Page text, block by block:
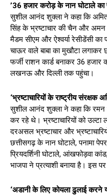
’36 हजार करोड़ के नान घोटाले का
सुशील आनंद शुक्ला ने कहा कि अमित
सिंह के भ्रष्टाचार की चैन और अमन
मैडम सीएम और ऐश्वर्या रेसीडेंसी का
चाऊर वाले बाबा का मुखौटा
फर्जी राशन कार्ड बनाकर 36 हजार
लखनऊ और दिल्ली तक पहुंचा।
‘भ्रष्टाचारियों के राष्ट्रीय संरक्षक
सुशील आनंद शुक्ला ने कहा कि रमन
कर रहे थे। भ्रष्टाचारियों को
दरअसल भ्रष्टाचार और
छत्तीसगढ़ के नान घोटाले, पनामा
प्रियदर्शिनी घोटाले, आंखफोड़वा
भाजपा ने प्रत्याशी बनाया है। इस
‘अडानी के लिए कोयला ढुलाई करने